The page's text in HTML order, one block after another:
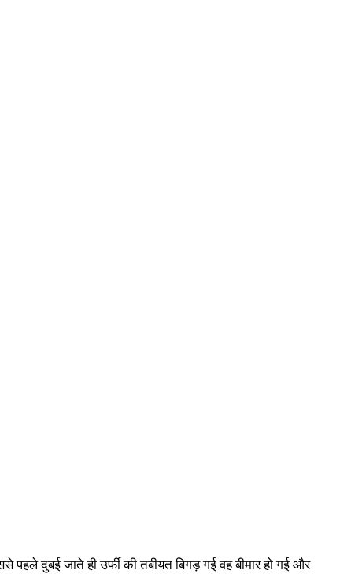
दुबई जाते ही उर्फी की तबीयत बिगड़ गई वह बीमार हो गई और